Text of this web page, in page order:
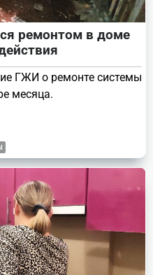
ремонтом в доме
ГЖИ о ремонте системы
месяца.